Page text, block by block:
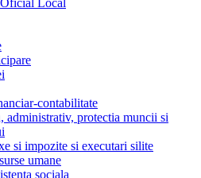
Local
contabilitate
administrativ, protectia muncii si
si impozite si executari silite
umane
sociala